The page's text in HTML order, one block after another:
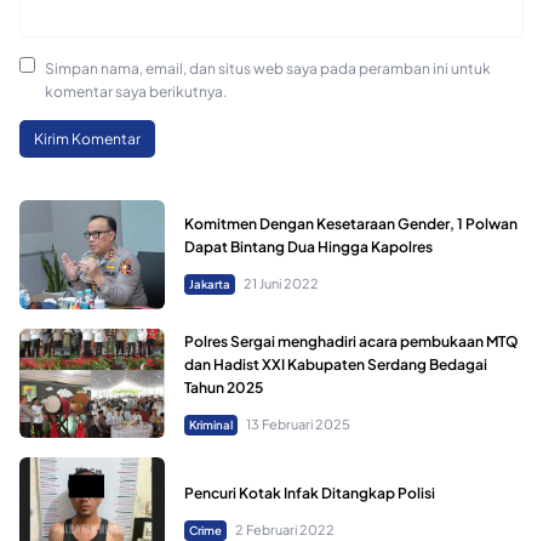
Simpan nama, email, dan situs web saya pada peramban ini untuk
komentar saya berikutnya.
Komitmen Dengan Kesetaraan Gender, 1 Polwan
Dapat Bintang Dua Hingga Kapolres
Jakarta 21 Juni 2022
Polres Sergai menghadiri acara pembukaan MTQ
dan Hadist XXI Kabupaten Serdang Bedagai
Tahun 2025
Kriminal 13 Februari 2025
Pencuri Kotak Infak Ditangkap Polisi
Crime 2 Februari 2022